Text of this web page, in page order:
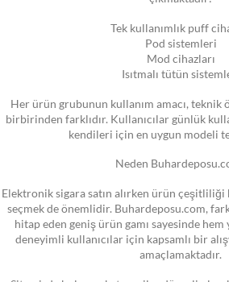
Tek kullanımlık puff
Pod sistemleri
Mod cihazları
Isıtmalı tütün
Her ürün grubunun kullanım amacı, teknik
birbirinden farklıdır. Kullanıcılar günlük
kendileri için en uygun modeli
Neden
Elektronik sigara satın alırken ürün
seçmek de önemlidir. Buhardeposu.com,
hitap eden geniş ürün gamı sayesinde
deneyimli kullanıcılar için kapsamlı bir
amaçlamaktadır.